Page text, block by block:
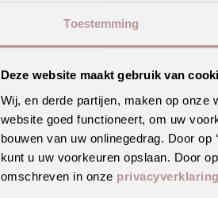
Toestemming
Deze website maakt gebruik van
Wij, en derde partijen, maken op
website goed functioneert, om uw
bouwen van uw onlinegedrag. Door
kunt u uw voorkeuren opslaan. Door
omschreven in onze privacyverklaring